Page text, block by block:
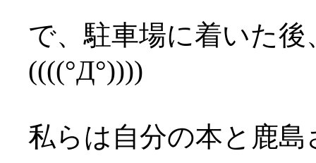
で、駐車場に着いた
((((°Д°))))
私らは自分の本と鹿